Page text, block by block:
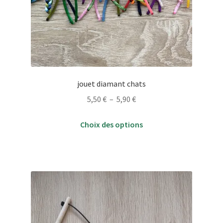
jouet diamant chats
5,50 € – 5,90 €Plage
prix :
Choix des options
variations.
Les
options
peuvent
être